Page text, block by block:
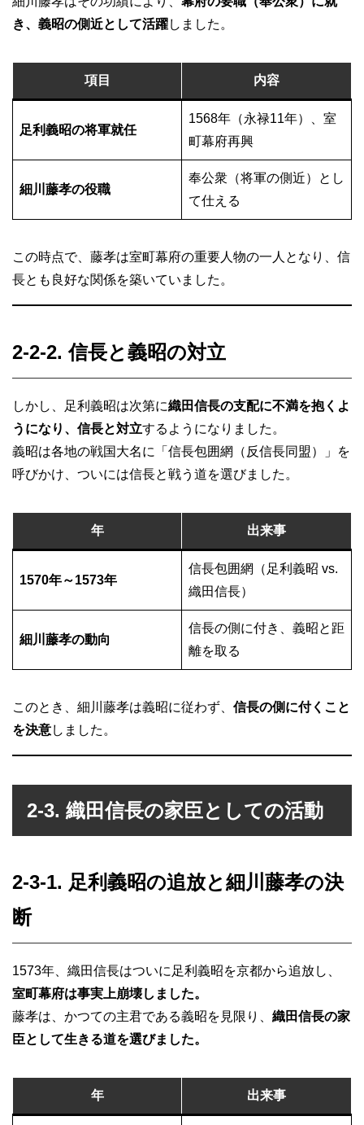
き、義昭の側近として活躍しました。
項目 内容
足利義昭の将軍就任
1568年（永禄11年）、室
町幕府再興
細川藤孝の役職
奉公衆（将軍の側近）とし
て仕える
この時点で、藤孝は室町幕府の重要人物の一人となり、信
長とも良好な関係を築いていました。
2-2-2. 信長と義昭の対立
しかし、足利義昭は次第に織田信長の支配に不満を抱くよ
うになり、信長と対立するようになりました。
義昭は各地の戦国大名に「信長包囲網（反信長同盟）」を
呼びかけ、ついには信長と戦う道を選びました。
年 出来事
1570年～1573年
信長包囲網（足利義昭 vs.
織田信長）
細川藤孝の動向
信長の側に付き、義昭と距
離を取る
このとき、細川藤孝は義昭に従わず、 信長の側に付くこと
を決意しました。
2-3. 織田信長の家臣としての活動
2-3-1. 足利義昭の追放と細川藤孝の決
断
1573年、織田信長はついに足利義昭を京都から追放し、
室町幕府は事実上崩壊しました。
藤孝は、かつての主君である義昭を見限り、 織田信長の家
臣として生きる道を選びました。
年 出来事